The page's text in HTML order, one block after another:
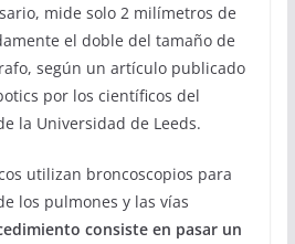
mide solo 2 milímetros de
el doble del tamaño de
según un artículo publicado
por los científicos del
la Universidad de Leeds.
utilizan broncoscopios para
los pulmones y las vías
consiste en pasar un